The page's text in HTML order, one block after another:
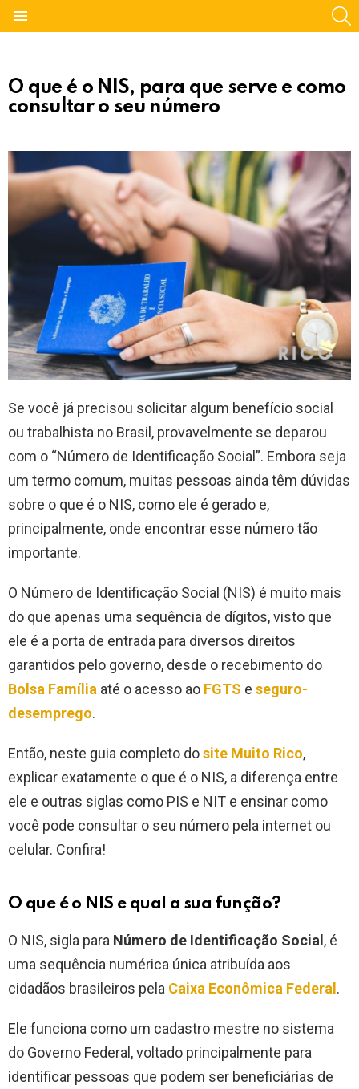
O que é o NIS, para que serve e como
consultar o seu número
Se você já precisou solicitar algum benefício social
ou trabalhista no Brasil, provavelmente se deparou
com o “Número de Identificação Social”. Embora seja
um termo comum, muitas pessoas ainda têm dúvidas
sobre o que é o NIS, como ele é gerado e,
principalmente, onde encontrar esse número tão
importante.
O Número de Identificação Social (NIS) é muito mais
do que apenas uma sequência de dígitos, visto que
ele é a porta de entrada para diversos direitos
garantidos pelo governo, desde o recebimento do
Bolsa Família até o acesso ao FGTS e seguro-
desemprego.
Então, neste guia completo dosite Muito Rico,
explicar exatamente o que é o NIS, a diferença entre
ele e outras siglas como PIS e NIT e ensinar como
você pode consultar o seu número pela internet ou
celular. Confira!
O que é o NIS e qual a sua função?
O NIS, sigla para Número de Identificação Social , é
uma sequência numérica única atribuída aos
cidadãos brasileiros pela Caixa Econômica Federal .
Ele funciona como um cadastro mestre no sistema
do Governo Federal, voltado principalmente para
identificar pessoas que podem ser beneficiárias de